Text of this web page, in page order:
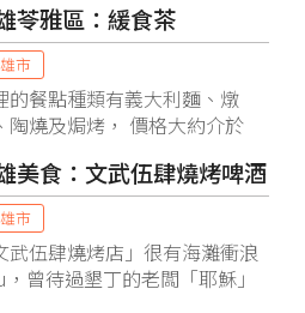
苓雅區：緩食茶
市
的餐點種類有義大利麵、燉
陶燒及焗烤， 價格大約介於
部份， 有鬆餅、沙拉、薄餅、
及輕食系列。
美食：文武伍肆燒烤啤酒
市
武伍肆燒烤店」很有海灘衝浪
，曾待過墾丁的老闆「耶穌」